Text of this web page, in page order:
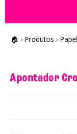
🏠 › Produtos ›
Apontador